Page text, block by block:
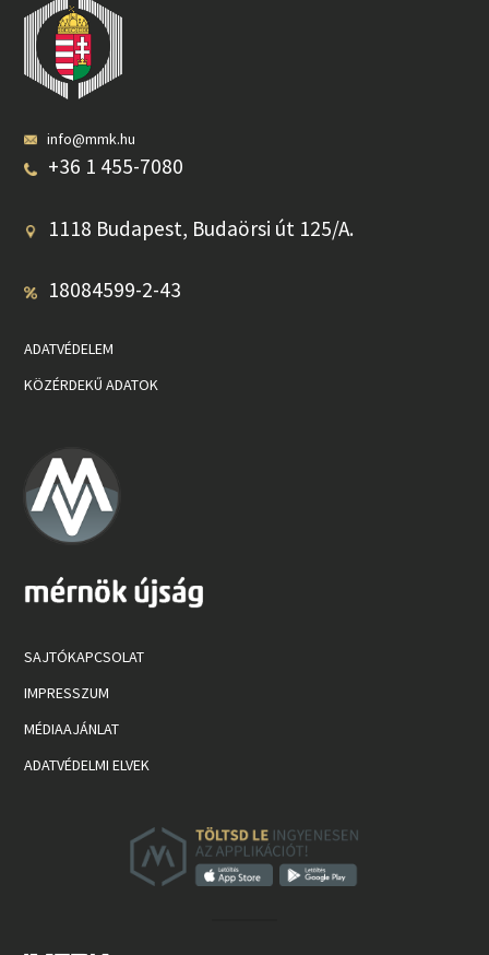
info@mmk.hu
+36 1 455-7080
1118 Budapest, Budaörsi út 125/A.
18084599-2-43
ADATVÉDELEM
KÖZÉRDEKŰ ADATOK
SAJTÓKAPCSOLAT
IMPRESSZUM
MÉDIAAJÁNLAT
ADATVÉDELMI ELVEK